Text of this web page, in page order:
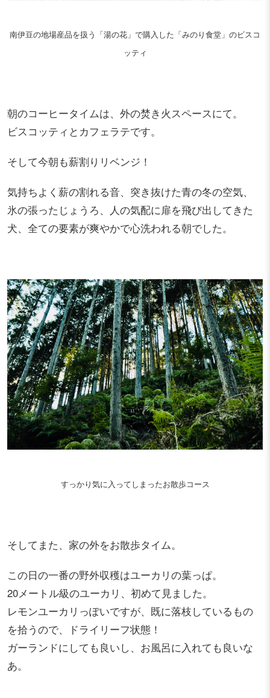
南伊豆の地場産品を扱う「湯の花」で購入した「みのり食堂」のビスコ
ッティ
朝のコーヒータイムは、外の焚き火スペースにて。
ビスコッティとカフェラテです。
そして今朝も薪割りリベンジ！
気持ちよく薪の割れる音、突き抜けた青の冬の空気、
氷の張ったじょうろ、人の気配に扉を飛び出してきた
犬、全ての要素が爽やかで心洗われる朝でした。
すっかり気に入ってしまったお散歩コース
そしてまた、家の外をお散歩タイム。
この日の一番の野外収穫はユーカリの葉っぱ。
20メートル級のユーカリ、初めて見ました。
レモンユーカリっぽいですが、既に落枝しているもの
を拾うので、ドライリーフ状態！
ガーランドにしても良いし、お風呂に入れても良いな
あ。